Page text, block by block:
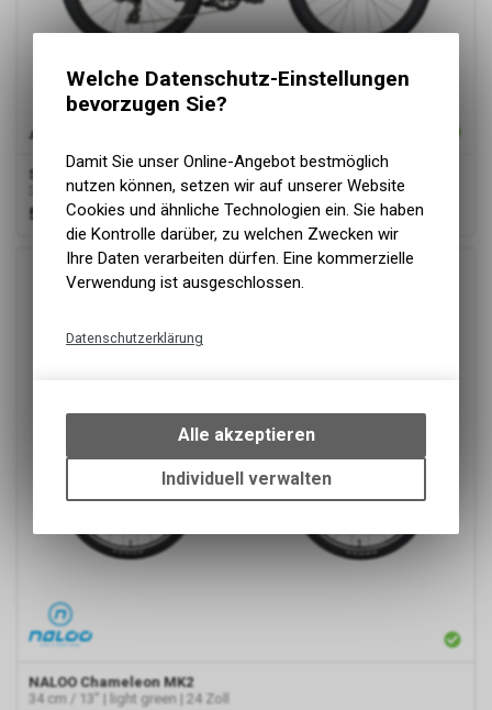
Scott
31 cm / 12" | spring green | 24 Zoll
549.00 CHF
NALOO Chameleon MK2
34 cm / 13" | light green | 24 Zoll
Welche Datenschutz-Einstellungen
bevorzugen Sie?
Damit Sie unser Online-Angebot bestmöglich
nutzen können, setzen wir auf unserer Website
Cookies und ähnliche Technologien ein. Sie haben
die Kontrolle darüber, zu welchen Zwecken wir
Ihre Daten verarbeiten dürfen. Eine kommerzielle
Verwendung ist ausgeschlossen.
Datenschutzerklärung
bestimmte Interaktionen und
Einstellungen auf Ihrem Gerät,
um die grundlegenden
Funktionen unseres Online-
des Warenkorbs, zu
ermöglichen. Bitte beachten Sie,
Alle akzeptieren
Individuell verwalten